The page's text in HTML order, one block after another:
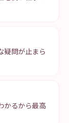
疑問が止まら
かるから最高